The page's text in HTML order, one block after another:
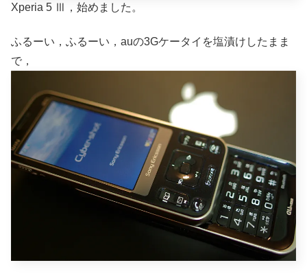
Xperia 5 Ⅲ，始めました。
ふるーい，ふるーい，auの3Gケータイを塩漬けしたまま
で，